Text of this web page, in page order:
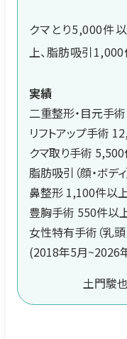
クマとり5,000件
上、脂肪吸引
実績
二重整形・目元手
リフトアップ手術
クマ取り手術
脂肪吸引（顔・ボデ
鼻整形 1,100件以
豊胸手術 550件以
女性特有手術（乳
(2018年5月~2026
土門駿